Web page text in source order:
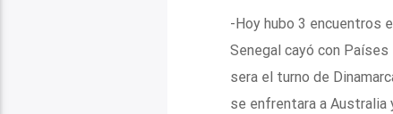
-Hoy hubo 3 encuentros
Senegal cayó con Países
sera el turno de
se enfrentara a Australia